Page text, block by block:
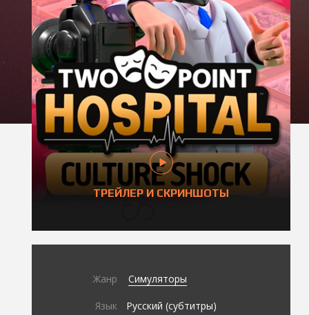
ТРЕЙЛЕР И СКРИНШОТЫ
Жанр Симуляторы
Язык Русский (субтитры)